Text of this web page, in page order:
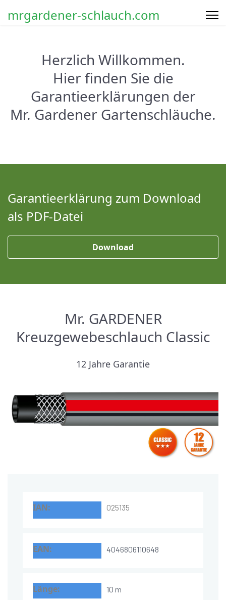
mrgardener-schlauch.com
Herzlich Willkommen.
Hier finden Sie die
Garantieerklärungen der
Mr. Gardener Gartenschläuche.
Garantieerklärung zum Download
als PDF-Datei
Download
Mr. GARDENER
Kreuzgewebeschlauch Classic
12 Jahre Garantie
025135
4046806110648
10 m